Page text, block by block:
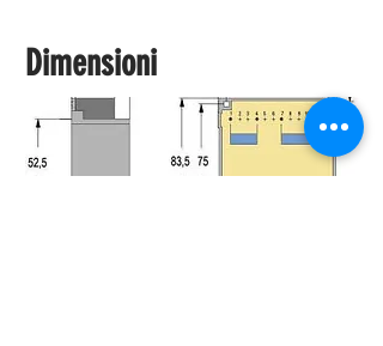
Dimensioni